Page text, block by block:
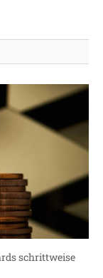
schrittweise